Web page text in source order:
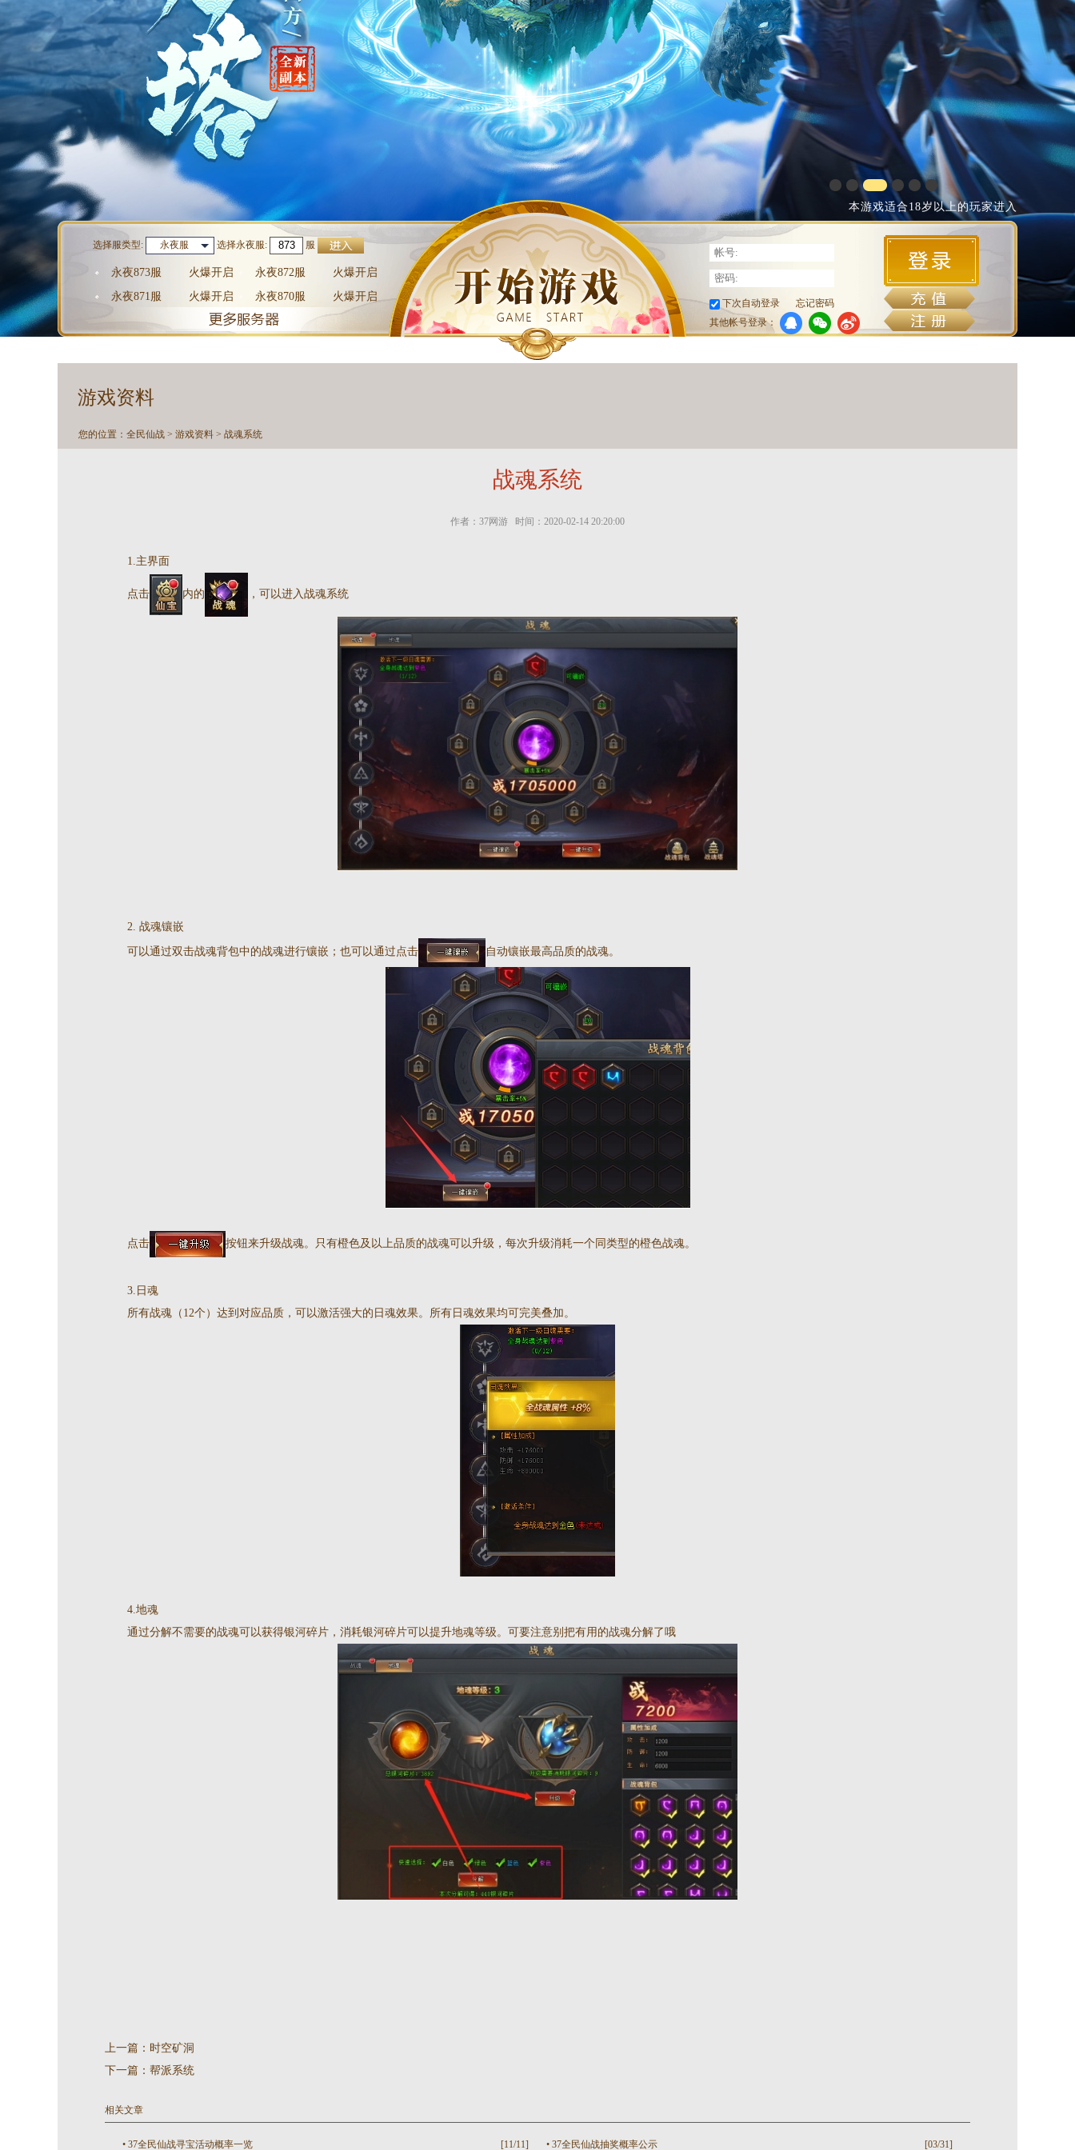
本游戏适合18岁以上的玩家进入
下次自动登录
忘记密码
其他帐号登录：
选择服类型: 永夜服 选择永夜服: 服
永夜873服 火爆开启 永夜872服
火爆开启
永夜871服
火爆开启 永夜870服 火爆开启
游戏资料
您的位置： 全民仙战 > 游戏资料 > 战魂系统
战魂系统
作者：37网游 时间：2020-02-14 20:20:00
1.主界面
点击 内的 ，可以进入战魂系统
2. 战魂镶嵌
可以通过双击战魂背包中的战魂进行镶嵌；也可以通过点击 自动镶嵌最高品质的战魂。
点击 按钮来升级战魂。只有橙色及以上品质的战魂可以升级，每次升级消耗一个同类型的橙色战魂。
3.日魂
所有战魂（12个）达到对应品质，可以激活强大的日魂效果。所有日魂效果均可完美叠加。
4.地魂
通过分解不需要的战魂可以获得银河碎片，消耗银河碎片可以提升地魂等级。可要注意别把有用的战魂分解了哦
上一篇： 时空矿洞
下一篇： 帮派系统
相关文章
[11/11]
• 37全民仙战寻宝活动概率一览 [03/31]
• 37全民仙战抽奖概率公示